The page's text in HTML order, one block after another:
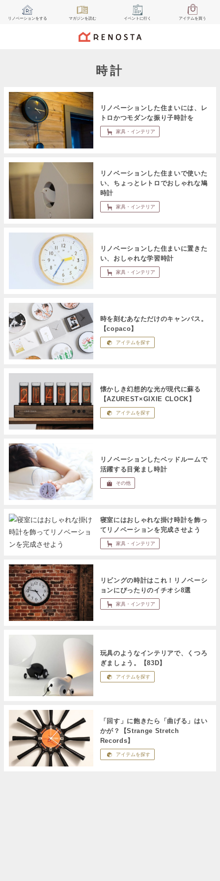
リノベーションをする マガジンを読む イベント に行く アイテムを買う
時計
リノベーションした住まいには、レ
トロかつモダンな振り子時計を
家具・インテリア
リノベーションした住まいで使いた
い、ちょっとレトロでおしゃれな鳩
時計
家具・インテリア
リノベーションした住まいに置きた
い、おしゃれな学習時計
家具・インテリア
時を刻むあなただけのキャンバス。
【copaco】
アイテムを探す
懐かしき幻想的な光が現代に蘇る
【AZUREST×GIXIE CLOCK】
アイテムを探す
リノベーションしたベッドルームで
活躍する目覚まし時計
その他
寝室にはおしゃれな掛け時計を飾っ
てリノベーションを完成させよう
家具・インテリア
リビングの時計はこれ！リノベーシ
ョンにぴったりのイチオシ8選
家具・インテリア
玩具のようなインテリアで、くつろ
ぎましょう。【83D】
アイテムを探す
「回す」に飽きたら「曲げる」はい
かが？【Strange Stretch
Records】
アイテムを探す